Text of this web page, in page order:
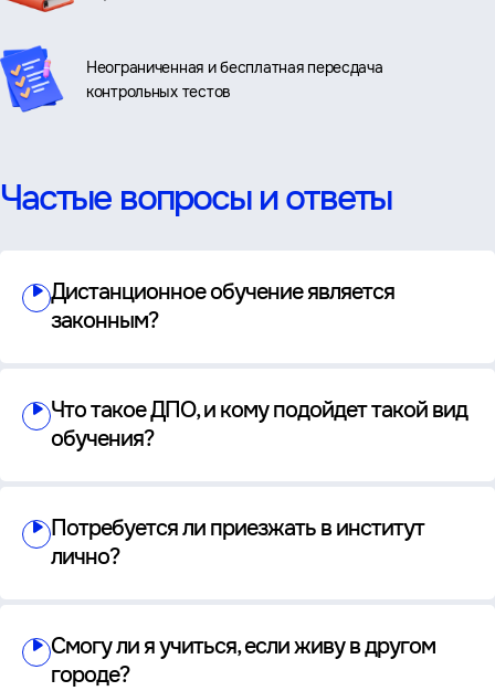
Неограниченная и бесплатная пересдача
контрольных тестов
Частые вопросы и ответы
Дистанционное обучение является
законным?
Что такое ДПО, и кому подойдет такой вид
обучения?
Потребуется ли приезжать в институт
лично?
Смогу ли я учиться, если живу в другом
городе?